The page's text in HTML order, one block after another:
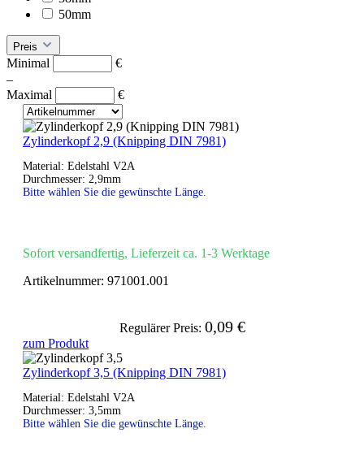
50mm
Preis
Minimal
€
–
Maximal
€
Zylinderkopf 2,9 (Knipping DIN 7981)
Material: Edelstahl V2A
Durchmesser: 2,9mm
Bitte wählen Sie die gewünschte Länge.
Sofort versandfertig, Lieferzeit ca. 1-3 Werktage
Artikelnummer: 971001.001
Regulärer Preis: 0,09 €
zum Produkt
Zylinderkopf 3,5 (Knipping DIN 7981)
Material: Edelstahl V2A
Durchmesser: 3,5mm
Bitte wählen Sie die gewünschte Länge.